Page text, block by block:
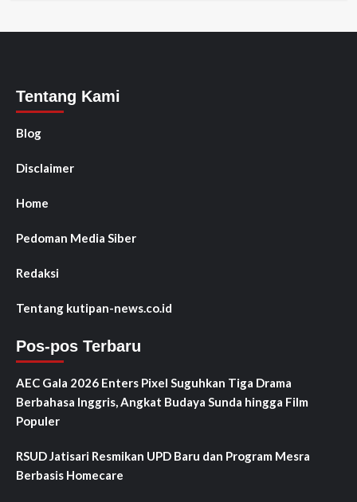
Tentang Kami
Blog
Disclaimer
Home
Pedoman Media Siber
Redaksi
Tentang kutipan-news.co.id
Pos-pos Terbaru
AEC Gala 2026 Enters Pixel Suguhkan Tiga Drama
Berbahasa Inggris, Angkat Budaya Sunda hingga Film
Populer
RSUD Jatisari Resmikan UPD Baru dan Program Mesra
Berbasis Homecare